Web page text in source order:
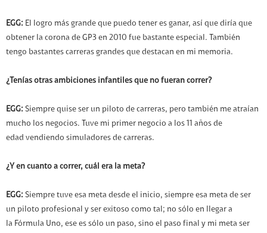
EGG: El logro más grande que puedo tener es ganar, así que diría que
obtener la corona de GP3 en 2010 fue bastante especial. También
tengo bastantes carreras grandes que destacan en mi memoria.
¿Tenías otras ambiciones infantiles que no fueran correr?
EGG: Siempre quise ser un piloto de carreras, pero también me atraían
mucho los negocios. Tuve mi primer negocio a los 11 años de
edad vendiendo simuladores de carreras.
¿Y en cuanto a correr, cuál era la meta?
EGG: Siempre tuve esa meta desde el inicio, siempre esa meta de ser
un piloto profesional y ser exitoso como tal; no sólo en llegar a
la Fórmula Uno, ese es sólo un paso, sino el paso final y mi meta ser